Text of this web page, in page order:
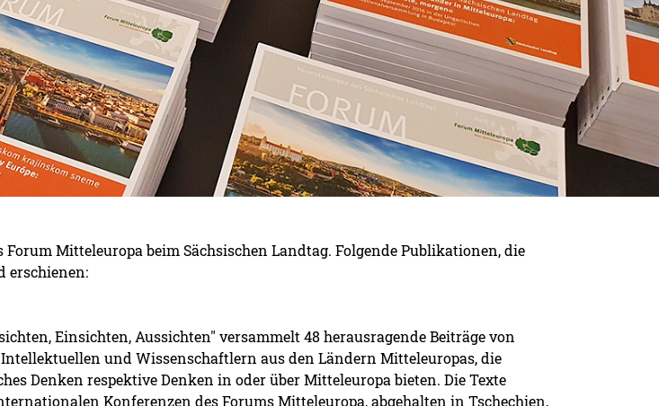
Mitteleuropa beim Sächsischen Landtag. Folgende Publikationen, die
erschienen:
Einsichten, Aussichten" versammelt 48 herausragende Beiträge von
und Wissenschaftlern aus den Ländern Mitteleuropas, die
Denken respektive Denken in oder über Mitteleuropa bieten. Die Texte
Konferenzen des Forums Mitteleuropa, abgehalten in Tschechien,